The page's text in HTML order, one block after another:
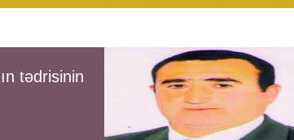
tədrisinin